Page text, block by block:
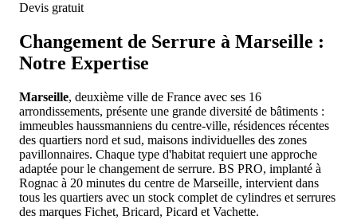
Devis gratuit
Changement de Serrure à Marseille :
Notre Expertise
Marseille, deuxième ville de France avec ses 16
arrondissements, présente une grande diversité de bâtiments :
immeubles haussmanniens du centre-ville, résidences récentes
des quartiers nord et sud, maisons individuelles des zones
pavillonnaires. Chaque type d'habitat requiert une approche
adaptée pour le changement de serrure. BS PRO, implanté à
Rognac à 20 minutes du centre de Marseille, intervient dans
tous les quartiers avec un stock complet de cylindres et serrures
des marques Fichet, Bricard, Picard et Vachette.